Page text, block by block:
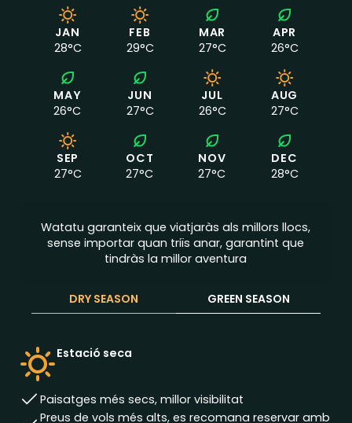
JAN
28°C
FEB
29°C
MAR
27°C
APR
26°C
MAY
26°C
JUN
27°C
JUL
26°C
AUG
27°C
SEP
27°C
OCT
27°C
NOV
27°C
DEC
28°C
Watatu garanteix que viatjaràs als millors llocs,
sense importar quan triïs anar, garantint que
tindràs la millor aventura
DRY SEASON GREEN SEASON
Estació seca
Paisatges més secs, millor visibilitat
Preus de vols més alts, es recomana reservar amb